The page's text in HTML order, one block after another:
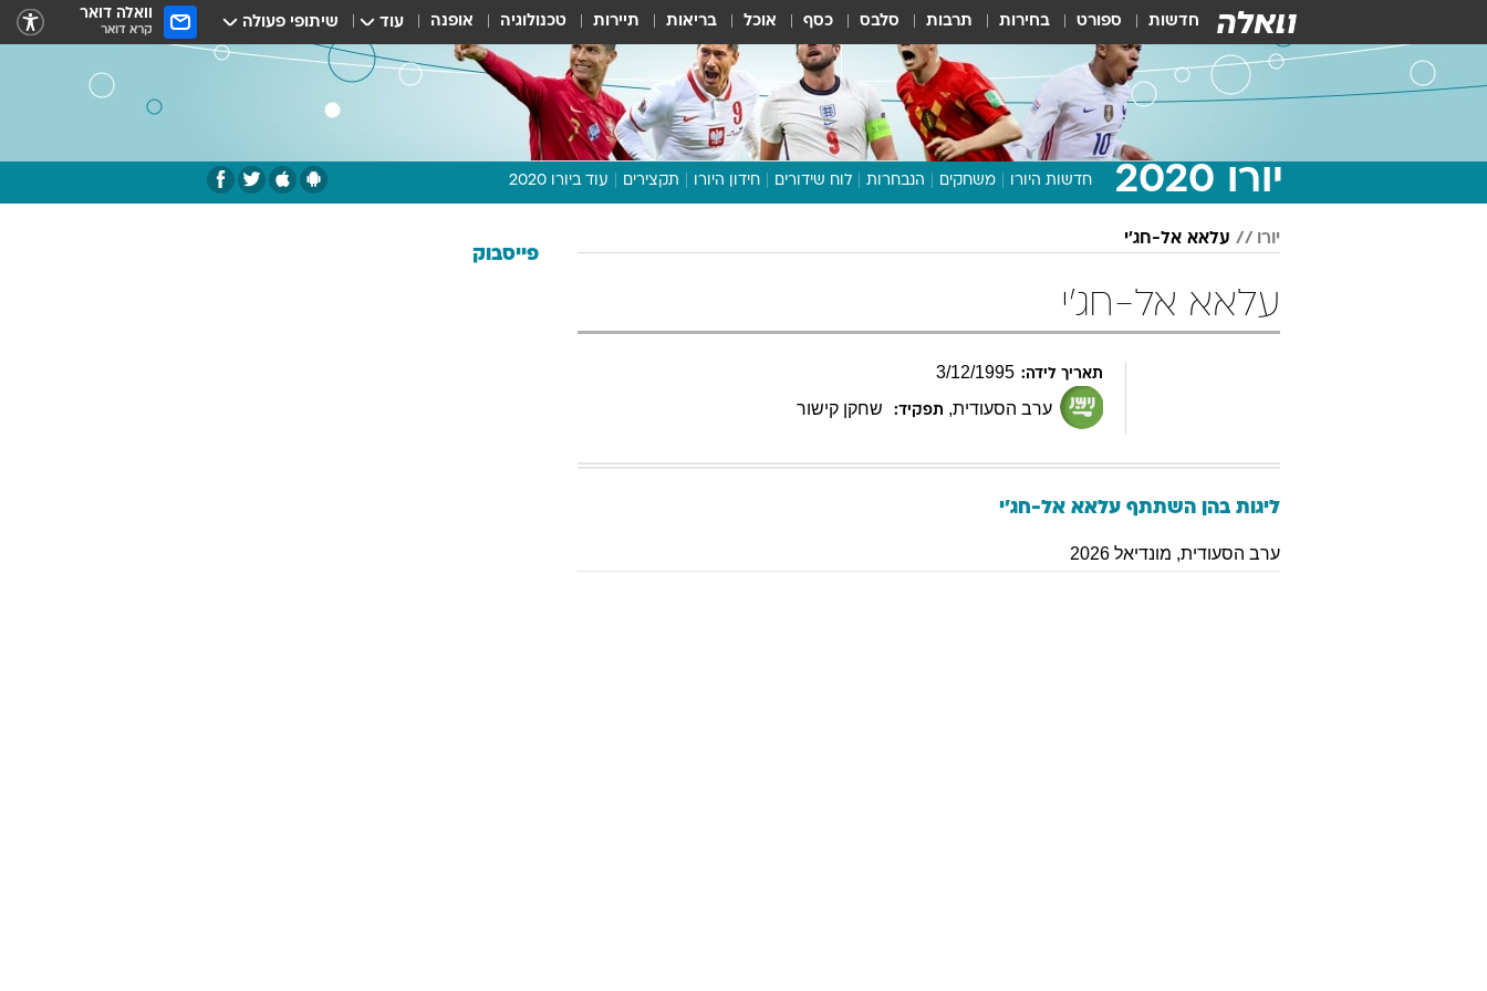
חדשות ספורט בחירות תרבות סלבס כסף אוכל בריאות תיירות טכנולוגיה אופנה עוד שיתופי פעולה וואלה דואר
קרא דואר
יורו 2020 חדשות היורו משחקים הנבחרות לוח שידורים חידון היורו תקצירים עוד ביורו 2020
תכנית היורו
יורו עלאא אל-חג'י
עלאא אל-חג'י
תאריך לידה: 3/12/1995
ערב הסעודית, תפקיד: שחקן קישור
ליגות בהן השתתף עלאא אל-חג'י
ערב הסעודית, מונדיאל 2026
פייסבוק